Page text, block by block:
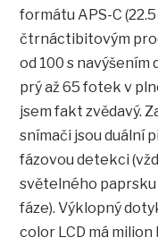
formátu APS-C
čtrnáctibitovým
od 100 s navýšením
prý až 65 fotek v
jsem fakt zvědavý.
snímači jsou duální
fázovou detekci
světelného
fáze). Výklopný
color LCD má